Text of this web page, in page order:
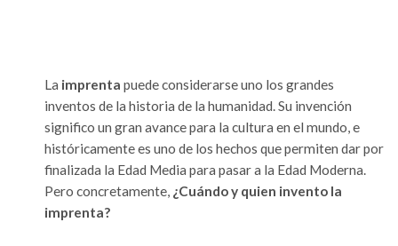
La imprenta puede considerarse uno los grandes
inventos de la historia de la humanidad. Su invención
significo un gran avance para la cultura en el mundo, e
históricamente es uno de los hechos que permiten dar por
finalizada la Edad Media para pasar a la Edad Moderna.
Pero concretamente, ¿Cuándo y quien invento la
imprenta?